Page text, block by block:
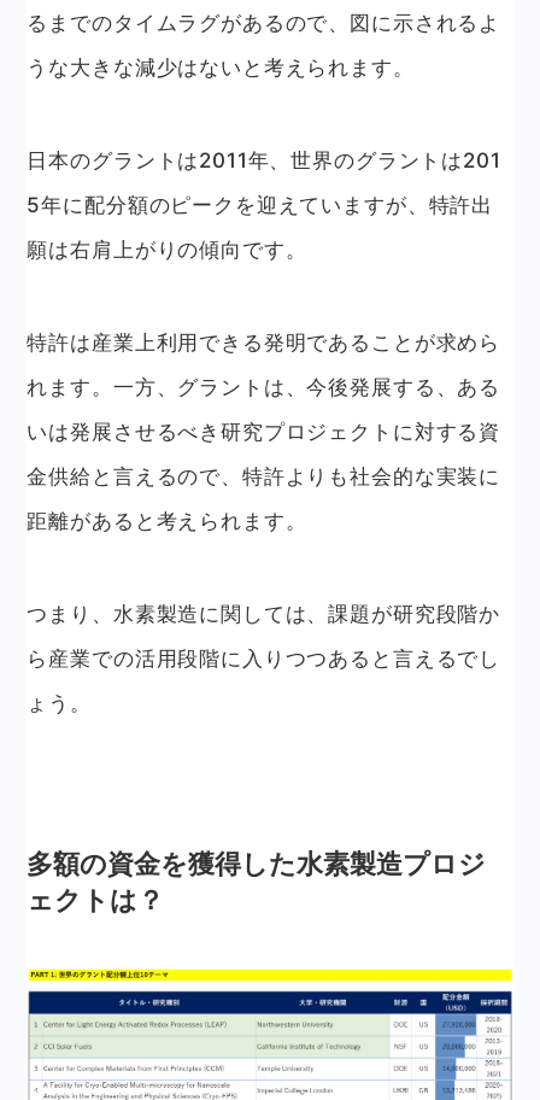
るまでのタイムラグがあるので、図に示されるよ
うな大きな減少はないと考えられます。
日本のグラントは2011年、世界のグラントは201
5年に配分額のピークを迎えていますが、特許出
願は右肩上がりの傾向です。
特許は産業上利用できる発明であることが求めら
れます。一方、グラントは、今後発展する、ある
いは発展させるべき研究プロジェクトに対する資
金供給と言えるので、特許よりも社会的な実装に
距離があると考えられます。
つまり、水素製造に関しては、課題が研究段階か
ら産業での活用段階に入りつつあると言えるでし
ょう。
多額の資金を獲得した水素製造プロジ
ェクトは？